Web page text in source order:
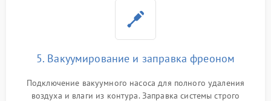
5. Вакуумирование и заправка фреоном
Подключение вакуумного насоса для полного удаления
воздуха и влаги из контура. Заправка системы строго